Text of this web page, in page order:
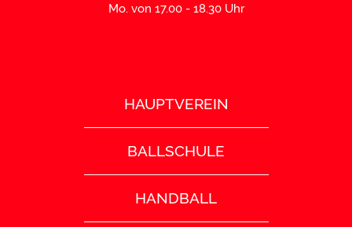
Mo. von 17.00 - 18.30 Uhr
HAUPTVEREIN
BALLSCHULE
HANDBALL